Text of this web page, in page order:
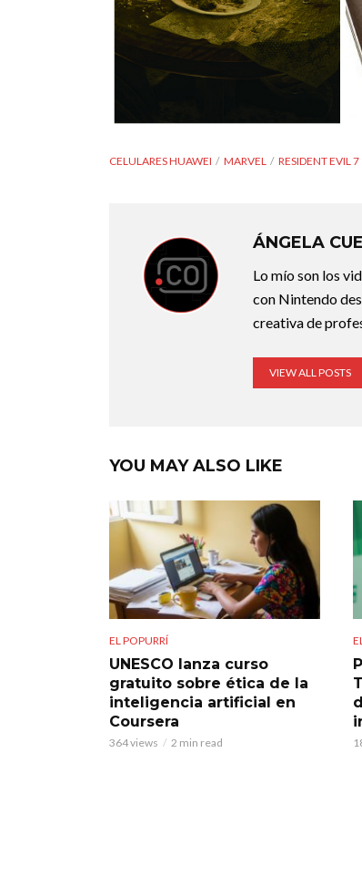
CELULARES HUAWEI MARVEL RESIDENT EVIL 7
ÁNGELA
Lo mío son los
con Nintendo
creativa de
VIEW ALL POSTS
YOU MAY ALSO LIKE
EL POPURRÍ
UNESCO lanza curso
gratuito sobre ética de la
inteligencia artificial en
Coursera
364 views 2 min read